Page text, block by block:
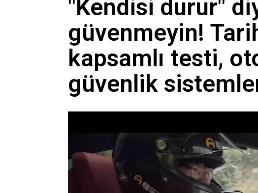
"Kendisi durur"
güvenmeyin!
kapsamlı testi,
güvenlik